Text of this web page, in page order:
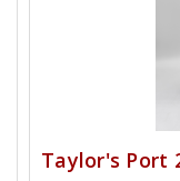
Taylor's Port